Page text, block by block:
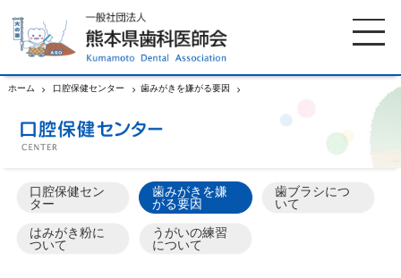
ホーム 口腔保健センター 歯みがきを嫌がる要因
口腔保健セン
ター
歯みがきを嫌
がる要因
歯ブラシにつ
いて
はみがき粉に
ついて
うがいの練習
について
ホーム 歯科医師会について
歯科医院検索 休日当番医
イベント案内